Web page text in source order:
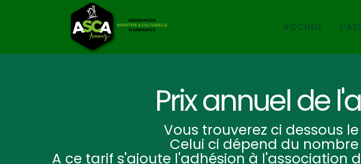
ACCUEIL
Prix annuel de
Vous trouverez ci dessous
Celui ci dépend du
A ce tarif s'ajoute l'adhésion à l'association